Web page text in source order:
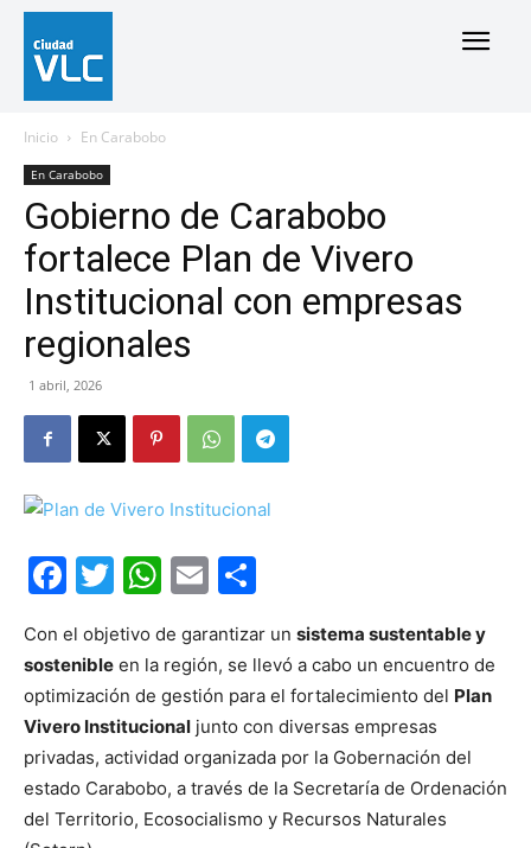
Inicio En Carabobo
En Carabobo
Gobierno de Carabobo
fortalece Plan de Vivero
Institucional con empresas
regionales
1 abril, 2026
Facebook
Twitter
WhatsApp
Email
Con el objetivo de garantizar un sistema sustentable y
sostenible en la región, se llevó a cabo un encuentro de
optimización de gestión para el fortalecimiento del Plan
Vivero Institucional junto con diversas empresas
privadas, actividad organizada por la Gobernación del
estado Carabobo, a través de la Secretaría de Ordenación
del Territorio, Ecosocialismo y Recursos Naturales